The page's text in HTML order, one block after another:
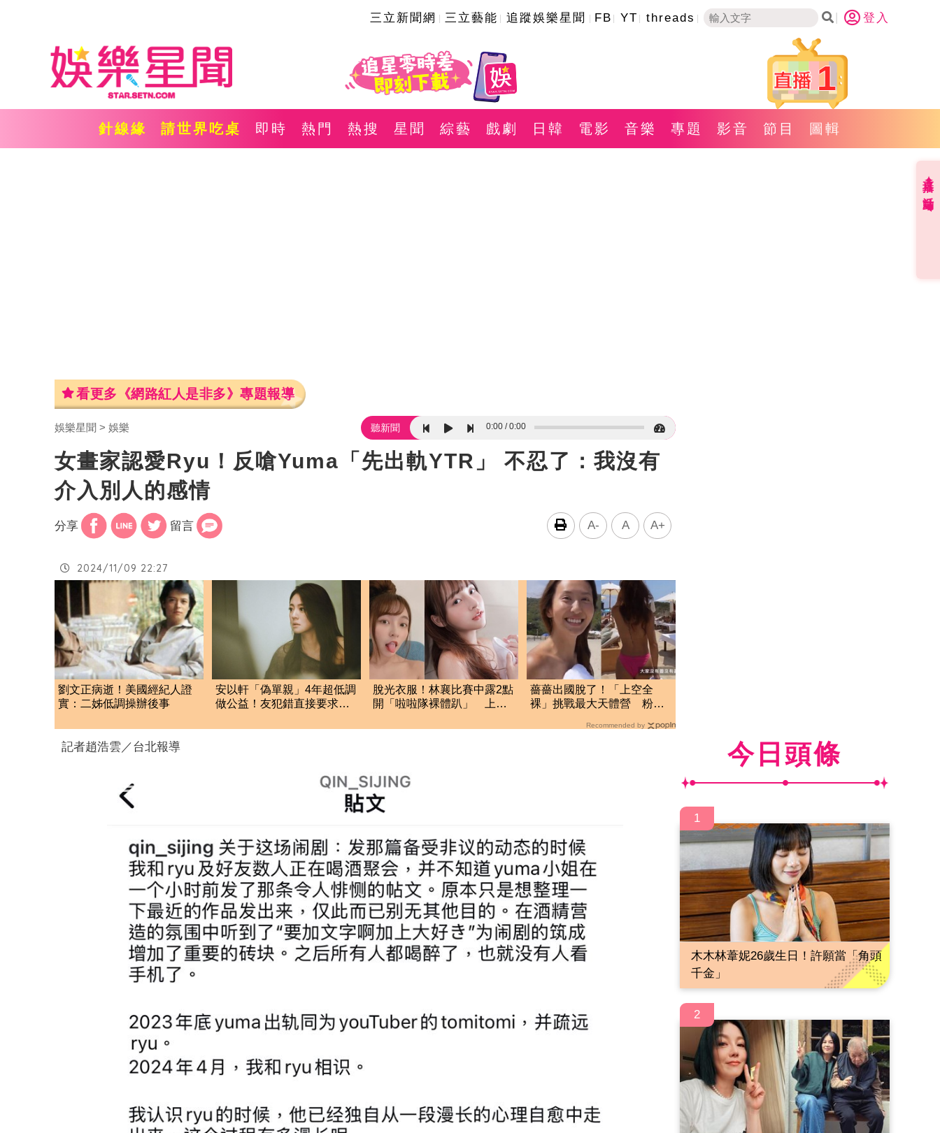
三立新聞網 三立藝能 追蹤娛樂星聞 FB YT threads 登入
1
針線緣 請世界吃桌 即時 熱門 熱搜 星聞 綜藝 戲劇 日韓 電影 音樂 專題 影音 節目 圖輯
看更多《網路紅人是非多》專題報導
娛樂星聞 娛樂 聽新聞 0:00 0:00
女畫家認愛Ryu！反嗆Yuma「先出軌YTR」 不忍了：我沒有
介入別人的感情
分享 留言 A- A A+
2024/11/09 22:27
劉文正病逝！美國經紀人證
實：二姊低調操辦後事
安以軒「偽單親」4年超低調
做公益！友犯錯直接要求：
脫光衣服！林襄比賽中露2點
開「啦啦隊裸體趴」 上空
薔薔出國脫了！「上空全
裸」挑戰最大天體營 粉紅
Recommended by
記者趙浩雲／台北報導 今日頭條
1
木木林葦妮26歲生日！許願當「角頭
千金」
2
直播✦活動